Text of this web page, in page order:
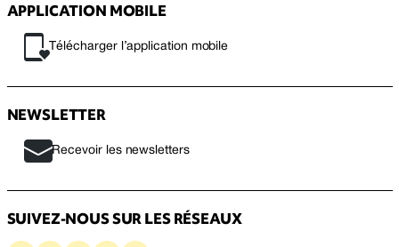
APPLICATION MOBILE
Télécharger l’application mobile
NEWSLETTER
Recevoir les newsletters
SUIVEZ-NOUS SUR LES RÉSEAUX